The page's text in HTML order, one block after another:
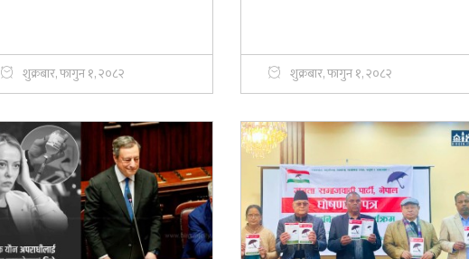
शुक्रबार, फागुन १, २०८२ शुक्रबार, फागुन १, २०८२